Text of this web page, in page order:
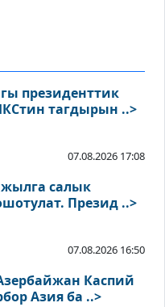
президенттик
тагдырын ..>
07.08.2026 17:08
жылга салык
Презид ..>
07.08.2026 16:50
Каспий
Азия ба ..>